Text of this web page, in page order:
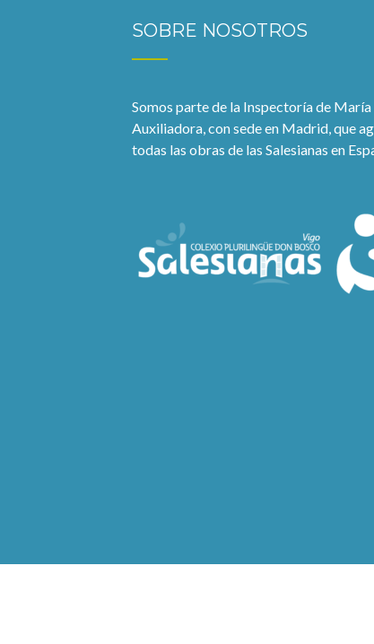
SOBRE NOSOTROS
Somos parte de la Inspectoría de María
Auxiliadora, con sede en Madrid, que
todas las obras de las Salesianas en